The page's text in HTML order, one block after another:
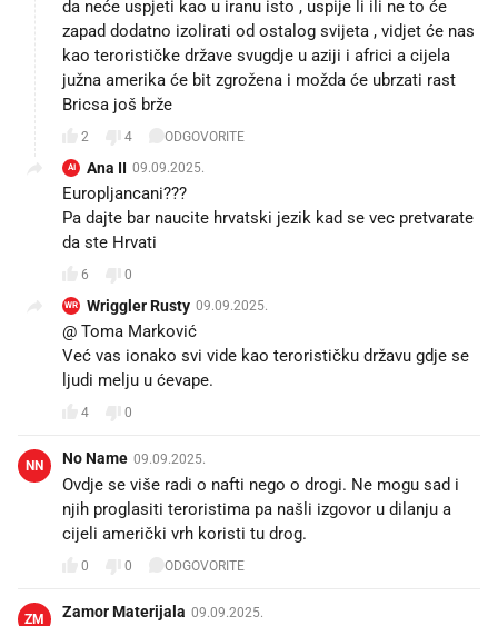
da neće uspjeti kao u iranu isto , uspije li ili ne to će
zapad dodatno izolirati od ostalog svijeta , vidjet će nas
kao terorističke države svugdje u aziji i africi a cijela
južna amerika će bit zgrožena i možda će ubrzati rast
Bricsa još brže
2 4 ODGOVORITE
AI Ana II 09.09.2025.
Europljancani???
Pa dajte bar naucite hrvatski jezik kad se vec pretvarate
da ste Hrvati
6 0
WR Wriggler Rusty 09.09.2025.
@ Toma Marković
Već vas ionako svi vide kao terorističku državu gdje se
ljudi melju u ćevape.
4 0
NN No Name 09.09.2025.
Ovdje se više radi o nafti nego o drogi. Ne mogu sad i
njih proglasiti teroristima pa našli izgovor u dilanju a
cijeli američki vrh koristi tu drog.
0 0 ODGOVORITE
ZM Zamor Materijala 09.09.2025.